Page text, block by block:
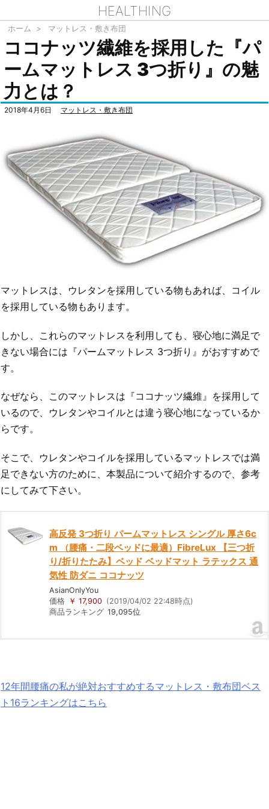
HEALTHING
ホーム > マットレス・敷き布団
ココナッツ繊維を採用した『パ
ームマットレス 3つ折り』の魅
力とは？
2018年4月6日 マットレス・敷き布団
マットレスは、ウレタンを採用している物もあれば、コイル
を採用している物もあります。
しかし、これらのマットレスを利用しても、寝心地に満足で
きない場合には『パームマットレス 3つ折り』がおすすめで
す。
なぜなら、このマットレスは『ココナッツ繊維』を採用して
いるので、ウレタンやコイルとは違う寝心地になっているか
らです。
そこで、ウレタンやコイルを採用しているマットレスでは満
足できない方のために、本製品について紹介するので、参考
にしてみて下さい。
高反発 3つ折り パームマットレス シングル 厚さ6c
m （腰痛・二段ベッドに最適）FibreLux 【三つ折
り/折りたたみ】ベッド ベッドマット ラテックス 通
気性 防ダニ ココナッツ
AsianOnlyYou
価格 ￥ 17,900 (2019/04/02 22:48時点)
商品ランキング 19,095位
12年間腰痛の私が絶対おすすめするマットレス・敷布団ベス
ト16ランキングはこちら